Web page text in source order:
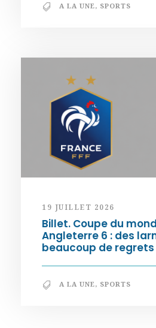
A LA UNE, SPORTS
19 JUILLET 2026
Billet. Coupe du
Angleterre 6 : des
beaucoup de regrets
A LA UNE, SPORTS